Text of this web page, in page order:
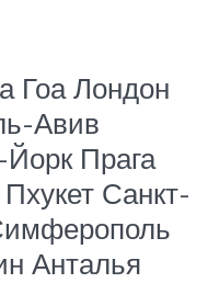
Гоа Лондон
Авив
Йорк Прага
Санкт-
Анталья